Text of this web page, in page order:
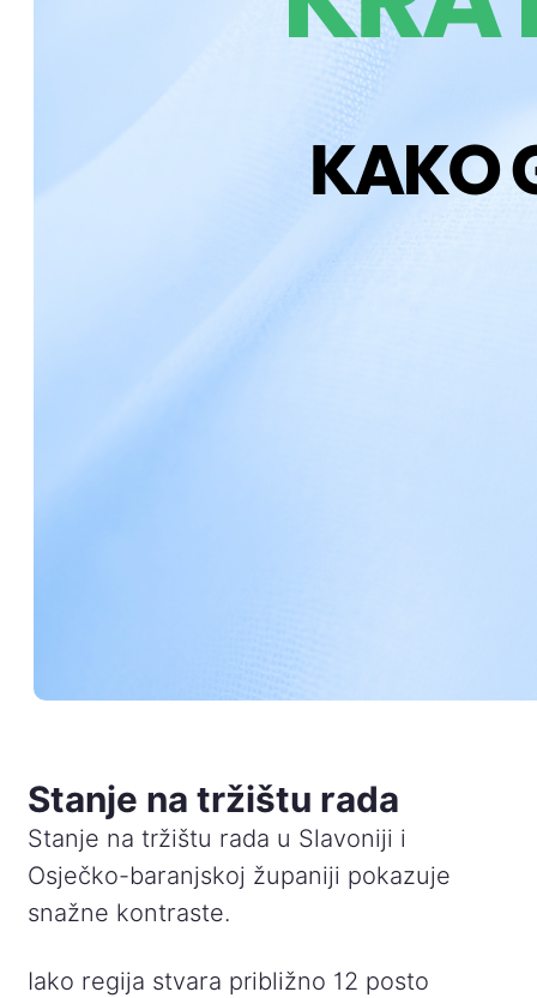
Stanje na tržištu rada
Stanje na tržištu rada u Slavoniji i
Osječko-baranjskoj županiji pokazuje
snažne kontraste.
Iako regija stvara približno 12 posto